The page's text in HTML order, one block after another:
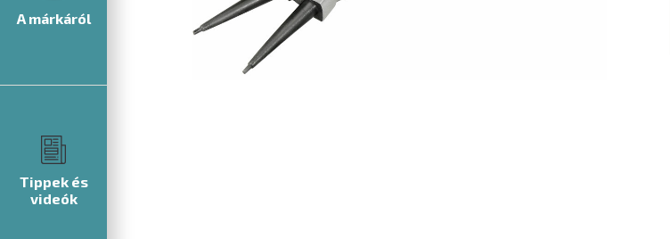
A márkáról
Tippek és
videók